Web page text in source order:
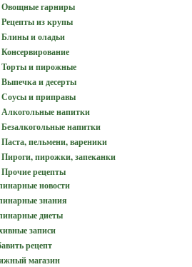
Овощные гарниры
Рецепты из крупы
Блины и оладьи
Торты и пирожные
Выпечка и десерты
Соусы и приправы
Алкогольные напитки
Безалкогольные напитки
пельмени, вареники
Пироги, пирожки, запеканки
Прочие рецепты
новости
знания
диеты
записи
рецепт
магазин